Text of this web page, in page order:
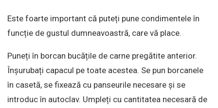
Este foarte important că puteți pune condimentele în
funcție de gustul dumneavoastră, care vă place.
Puneți în borcan bucățile de carne pregătite anterior.
Înșurubați capacul pe toate acestea. Se pun borcanele
în casetă, se fixează cu panseurile necesare și se
introduc în autoclav. Umpleți cu cantitatea necesară de